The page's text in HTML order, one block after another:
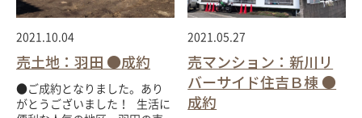
2021.10.04
売土地：羽田 ●成約
●ご成約となりました。あり
がとうございました！ 生活に
2021.05.27
売マンション：新川リ
バーサイド住吉Ｂ棟 ●
成約